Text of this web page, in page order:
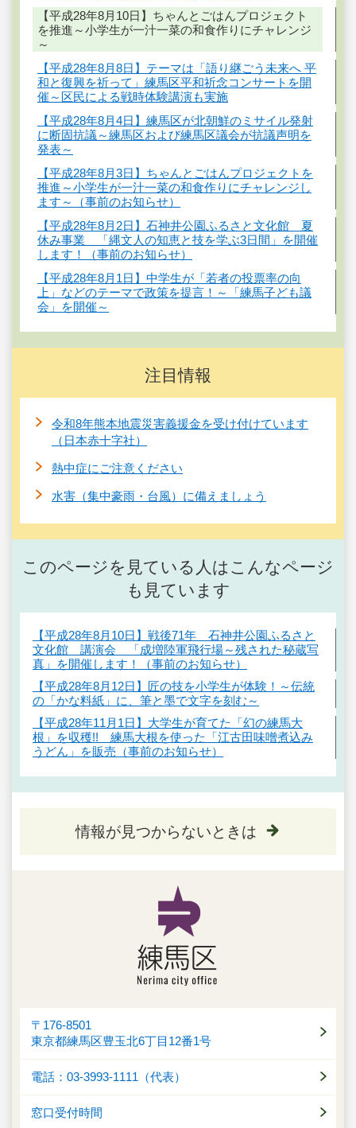
【平成28年8月10日】ちゃんとごはんプロジェクト
を推進～小学生が一汁一菜の和食作りにチャレンジ
～
【平成28年8月8日】テーマは「語り継ごう未来へ 平
和と復興を祈って」練馬区平和祈念コンサートを開
催～区民による戦時体験講演も実施
【平成28年8月4日】練馬区が北朝鮮のミサイル発射
に断固抗議～練馬区および練馬区議会が抗議声明を
発表～
【平成28年8月3日】ちゃんとごはんプロジェクトを
推進～小学生が一汁一菜の和食作りにチャレンジし
ます～（事前のお知らせ）
【平成28年8月2日】石神井公園ふるさと文化館 夏
休み事業 「縄文人の知恵と技を学ぶ3日間」を開催
します！（事前のお知らせ）
【平成28年8月1日】中学生が「若者の投票率の向
上」などのテーマで政策を提言！～「練馬子ども議
会」を開催～
注目情報
令和8年熊本地震災害義援金を受け付けています
（日本赤十字社）
熱中症にご注意ください
水害（集中豪雨・台風）に備えましょう
このページを見ている人はこんなページ
も見ています
【平成28年8月10日】戦後71年 石神井公園ふるさと
文化館 講演会 「成増陸軍飛行場～残された秘蔵写
真」を開催します！（事前のお知らせ）
【平成28年8月12日】匠の技を小学生が体験！～伝統
の「かな料紙」に、筆と墨で文字を刻む～
【平成28年11月1日】大学生が育てた「幻の練馬大
根」を収穫!! 練馬大根を使った「江古田味噌煮込み
うどん」を販売（事前のお知らせ）
情報が見つからないときは
〒176-8501
東京都練馬区豊玉北6丁目12番1号
電話：03-3993-1111（代表）
窓口受付時間